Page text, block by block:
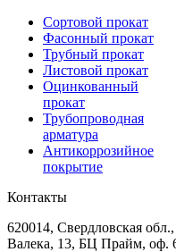
Сортовой прокат
Фасонный прокат
Трубный прокат
Листовой прокат
Оцинкованный
прокат
Трубопроводная
арматура
Антикоррозийное
покрытие
Контакты
620014, Свердловская
Валека, 13, БЦ Прайм, оф.